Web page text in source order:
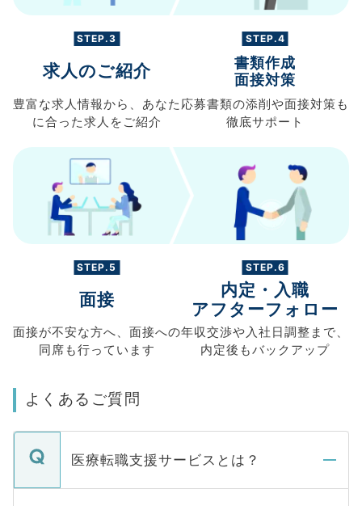
STEP.3
求人のご紹介
豊富な求人情報から、 あなた
に合った求人を ご紹介
STEP.4
書類作成
面接対策
応募書類の添削や面接対策も
徹底サポート
STEP.5
面接
面接が不安な方へ、 面接への
同席も行っています
STEP.6
内定・入職
アフターフォロー
年収交渉や入社日調整まで、
内定後もバックアップ
よくあるご質問
医療転職支援サービスとは？